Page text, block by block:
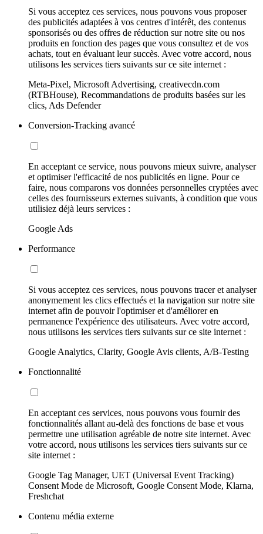
Si vous acceptez ces services, nous pouvons vous proposer
des publicités adaptées à vos centres d'intérêt, des contenus
sponsorisés ou des offres de réduction sur notre site ou nos
produits en fonction des pages que vous consultez et de vos
achats, tout en évaluant leur succès. Avec votre accord, nous
utilisons les services tiers suivants sur ce site internet :
Meta-Pixel, Microsoft Advertising, creativecdn.com
(RTBHouse), Recommandations de produits basées sur les
clics, Ads Defender
Conversion-Tracking avancé
En acceptant ce service, nous pouvons mieux suivre, analyser
et optimiser l'efficacité de nos publicités en ligne. Pour ce
faire, nous comparons vos données personnelles cryptées avec
celles des fournisseurs externes suivants, à condition que vous
utilisiez déjà leurs services :
Google Ads
Performance
Si vous acceptez ces services, nous pouvons tracer et analyser
anonymement les clics effectués et la navigation sur notre site
internet afin de pouvoir l'optimiser et d'améliorer en
permanence l'expérience des utilisateurs. Avec votre accord,
nous utilisons les services tiers suivants sur ce site internet :
Google Analytics, Clarity, Google Avis clients, A/B-Testing
Fonctionnalité
En acceptant ces services, nous pouvons vous fournir des
fonctionnalités allant au-delà des fonctions de base et vous
permettre une utilisation agréable de notre site internet. Avec
votre accord, nous utilisons les services tiers suivants sur ce
site internet :
Google Tag Manager, UET (Universal Event Tracking)
Consent Mode de Microsoft, Google Consent Mode, Klarna,
Freshchat
Contenu média externe